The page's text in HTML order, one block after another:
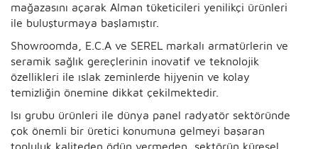
mağazasını açarak Alman tüketicileri yenilikçi ürünleri
ile buluşturmaya başlamıştır.
Showroomda, E.C.A ve SEREL markalı armatürlerin ve
seramik sağlık gereçlerinin inovatif ve teknolojik
özellikleri ile ıslak zeminlerde hijyenin ve kolay
temizliğin önemine dikkat çekilmektedir.
Isı grubu ürünleri ile dünya panel radyatör sektöründe
çok önemli bir üretici konumuna gelmeyi başaran
topluluk kaliteden ödün vermeden, sektörün küresel